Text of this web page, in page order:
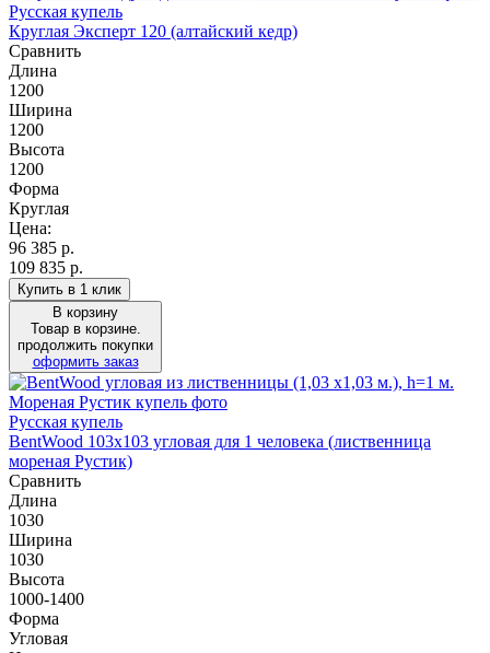
Русская купель
Круглая Эксперт 120 (алтайский кедр)
Сравнить
Длина
1200
Ширина
1200
Высота
1200
Форма
Круглая
Цена:
96 385 р.
109 835 р.
Купить в 1 клик
В корзину
Товар в корзине.
продолжить покупки
оформить заказ
Русская купель
BentWood 103х103 угловая для 1 человека (лиственница
мореная Рустик)
Сравнить
Длина
1030
Ширина
1030
Высота
1000-1400
Форма
Угловая